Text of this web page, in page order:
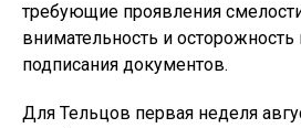
требующие проявления
внимательность и
подписания документов.
Для Тельцов первая неделя